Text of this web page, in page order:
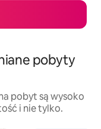
pobyty
pobyt są wysoko
i nie tylko.